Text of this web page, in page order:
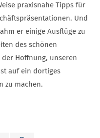
praxisnahe Tipps für
Und
er einige Ausflüge zu
des schönen
der Hoffnung, unseren
auf ein dortiges
zu machen.